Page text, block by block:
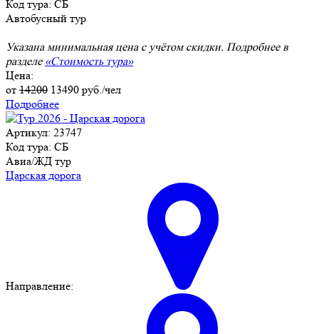
Код тура: СБ
Автобусный тур
Указана минимальная цена с учётом скидки. Подробнее в
разделе «Стоимость тура»
Цена:
от 14200 13490 руб./чел
Подробнее
Артикул: 23747
Код тура: СБ
Авиа/ЖД тур
Царская дорога
Направление: